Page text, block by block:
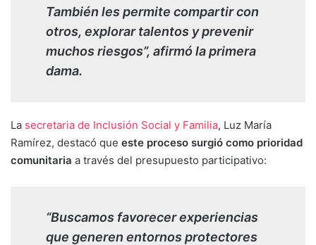
También les permite compartir con
otros, explorar talentos y prevenir
muchos riesgos”, afirmó la primera
dama.
La secretaria de Inclusión Social y Familia, Luz María
Ramírez, destacó que este proceso surgió como prioridad
comunitaria a través del presupuesto participativo:
“Buscamos favorecer experiencias
que generen entornos protectores